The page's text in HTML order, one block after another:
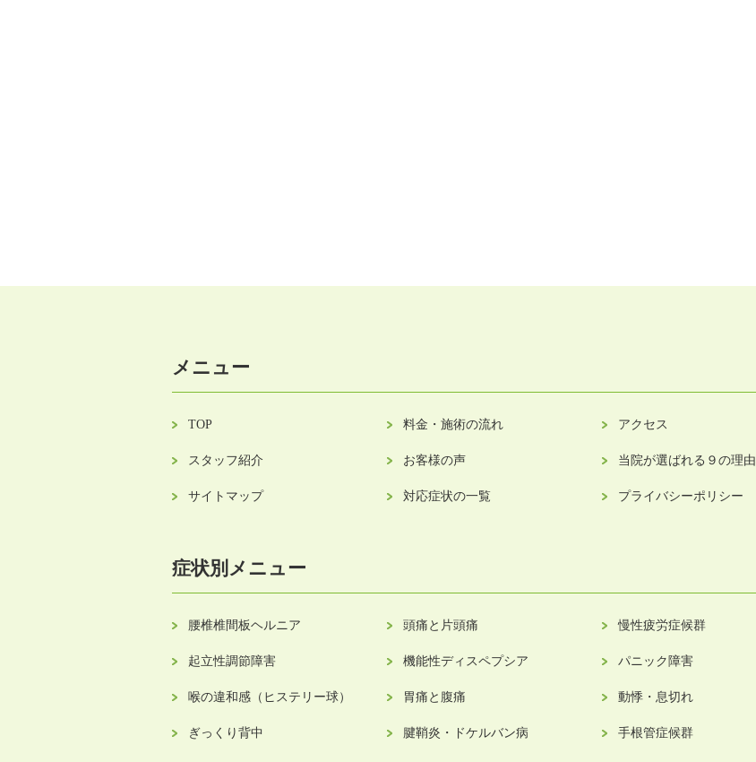
メニュー
TOP 料金・施術の流れ アクセス
スタッフ紹介 お客様の声 当院が選ばれる９の理由
サイトマップ 対応症状の一覧 プライバシーポリシー
症状別メニュー
腰椎椎間板ヘルニア 頭痛と片頭痛 慢性疲労症候群
起立性調節障害 機能性ディスペプシア パニック障害
喉の違和感（ヒステリー球） 胃痛と腹痛 動悸・息切れ
ぎっくり背中 腱鞘炎・ドケルバン病 手根管症候群